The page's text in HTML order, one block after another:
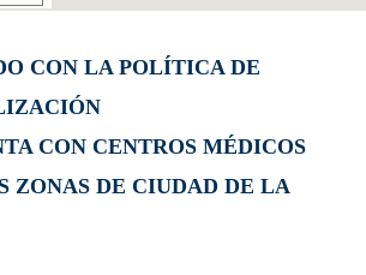
CON LA POLÍTICA DE
CON CENTROS MÉDICOS
ZONAS DE CIUDAD DE LA